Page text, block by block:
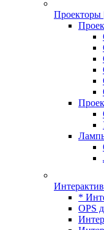
Проекторы
*
OPS